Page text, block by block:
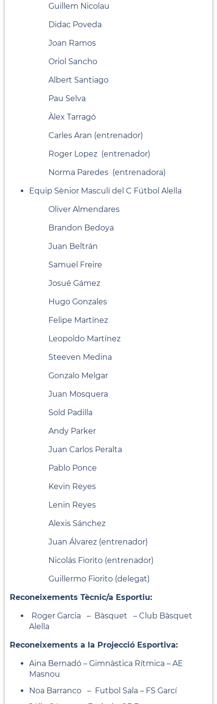
Guillem Nicolau
Didac Poveda
Joan Ramos
Oriol Sancho
Albert Santiago
Pau Selva
Àlex Tarragó
Carles Aran (entrenador)
Roger Lopez (entrenador)
Norma Paredes (entrenadora)
Equip Sènior Masculí del C Fútbol Alella
Oliver Almendares
Brandon Bedoya
Juan Beltrán
Samuel Freire
Josué Gámez
Hugo Gonzales
Felipe Martínez
Leopoldo Martínez
Steeven Medina
Gonzalo Melgar
Juan Mosquera
Sold Padilla
Andy Parker
Juan Carlos Peralta
Pablo Ponce
Kevin Reyes
Lenin Reyes
Alexis Sánchez
Juan Álvarez (entrenador)
Nicolás Fiorito (entrenador)
Guillermo Fiorito (delegat)
Reconeixements Tècnic/a Esportiu:
Roger Garcia – Bàsquet – Club Bàsquet
Alella
Reconeixements a la Projecció Esportiva:
Aina Bernadó – Gimnàstica Rítmica – AE
Masnou
Noa Barranco – Futbol Sala – FS Garcí